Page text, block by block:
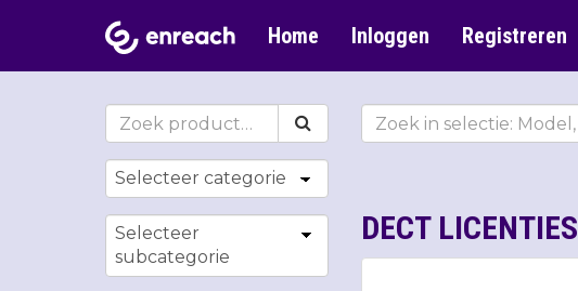
Home Inloggen Registreren
DECT LICENTIES